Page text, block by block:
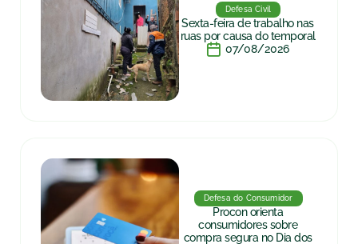
Defesa Civil
Sexta-feira de trabalho nas
ruas por causa do temporal
07/08/2026
Defesa do Consumidor
Procon orienta
consumidores sobre
compra segura no Dia dos